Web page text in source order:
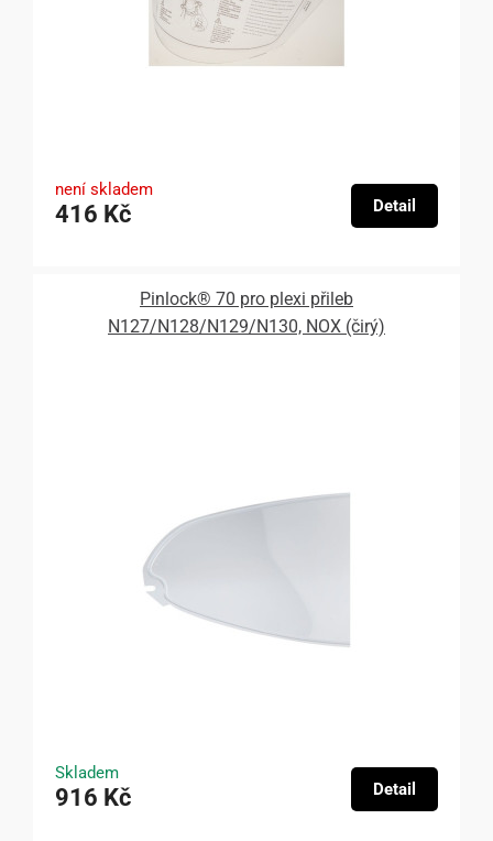
není skladem
416 Kč Detail
Pinlock® 70 pro plexi přileb
N127/N128/N129/N130, NOX (čirý)
Skladem
916 Kč Detail